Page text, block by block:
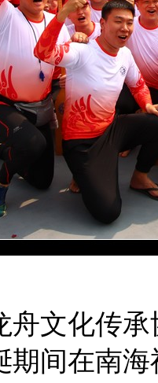
舟文化传
期间在南